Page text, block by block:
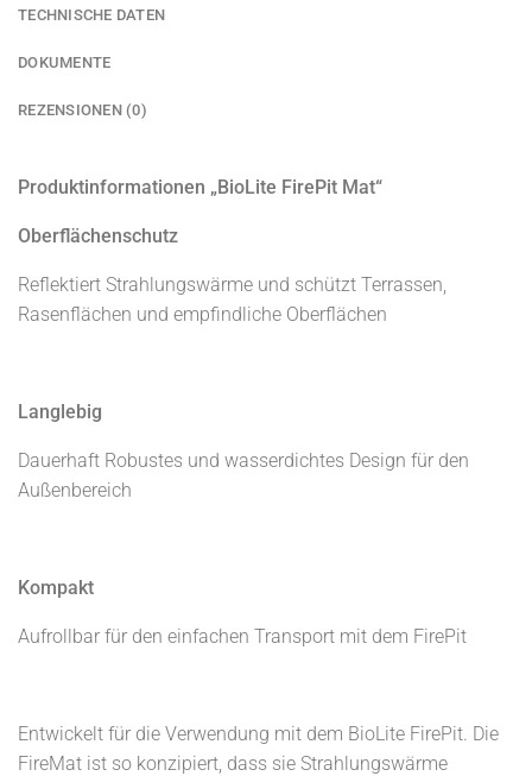
TECHNISCHE DATEN
DOKUMENTE
REZENSIONEN (0)
Produktinformationen „BioLite FirePit Mat“
Oberflächenschutz
Reflektiert Strahlungswärme und schützt Terrassen,
Rasenflächen und empfindliche Oberflächen
Langlebig
Dauerhaft Robustes und wasserdichtes Design für den
Außenbereich
Kompakt
Aufrollbar für den einfachen Transport mit dem FirePit
Entwickelt für die Verwendung mit dem BioLite FirePit. Die
FireMat ist so konzipiert, dass sie Strahlungswärme